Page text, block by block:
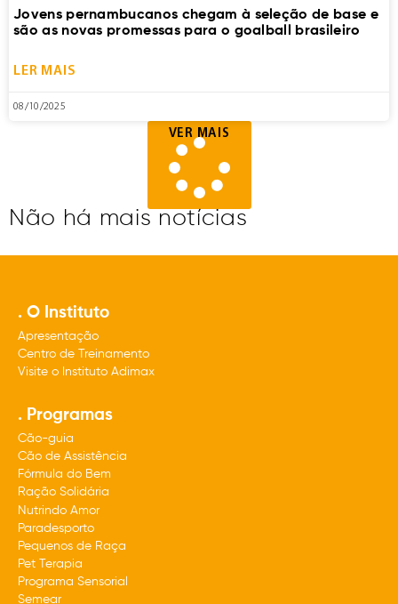
Jovens pernambucanos chegam à seleção de base e
são as novas promessas para o goalball brasileiro
LER MAIS
08/10/2025
VER MAIS
Não há mais notícias
. O Instituto
Apresentação
Centro de Treinamento
Visite o Instituto Adimax
. Programas
Cão-guia
Cão de Assistência
Fórmula do Bem
Ração Solidária
Nutrindo Amor
Paradesporto
Pequenos de Raça
Pet Terapia
Programa Sensorial
Semear